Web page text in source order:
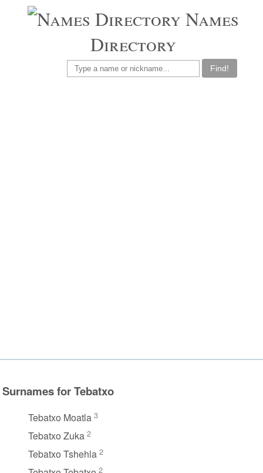
Names
Directory
Find!
Surnames for Tebatxo
Tebatxo Moatla 3
Tebatxo Zuka 2
Tebatxo Tshehla 2
2